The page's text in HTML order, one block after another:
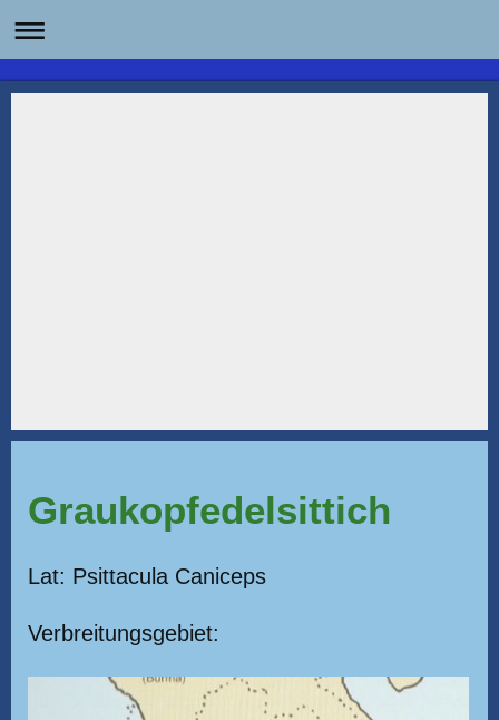
Graukopfedelsittich
Lat: Psittacula Caniceps
Verbreitungsgebiet: